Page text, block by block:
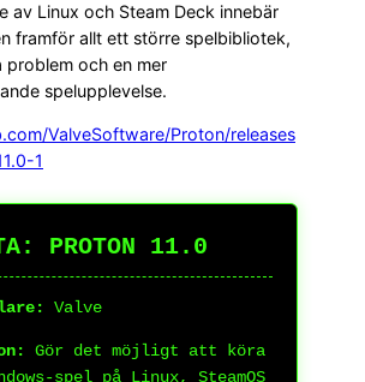
av Linux och Steam Deck innebär
framför allt ett större spelbibliotek,
problem och en mer
spelupplevelse.
ValveSoftware/Proton/releases
1
PROTON 11.0
Valve
Gör det möjligt att köra
spel på Linux, SteamOS